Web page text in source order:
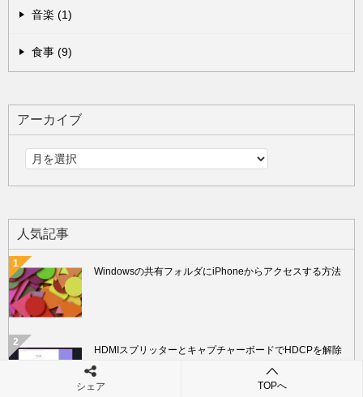
音楽 (1)
食事 (9)
アーカイブ
人気記事
Windowsの共有フォルダにiPhoneからアクセスする方法
HDMIスプリッターとキャプチャーボードでHDCPを解除
する手順を解説します
シェア
TOPへ